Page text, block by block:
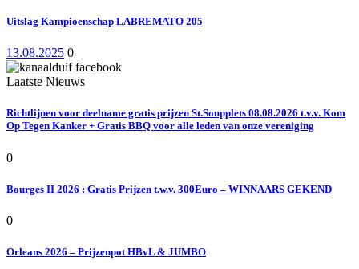
Uitslag Kampioenschap LABREMATO 205
13.08.2025 0
Laatste Nieuws
Richtlijnen voor deelname gratis prijzen St.Soupplets 08.08.2026 t.v.v. Kom
Op Tegen Kanker + Gratis BBQ voor alle leden van onze vereniging
0
Bourges II 2026 : Gratis Prijzen t.w.v. 300Euro – WINNAARS GEKEND
0
Orleans 2026 – Prijzenpot HBvL & JUMBO